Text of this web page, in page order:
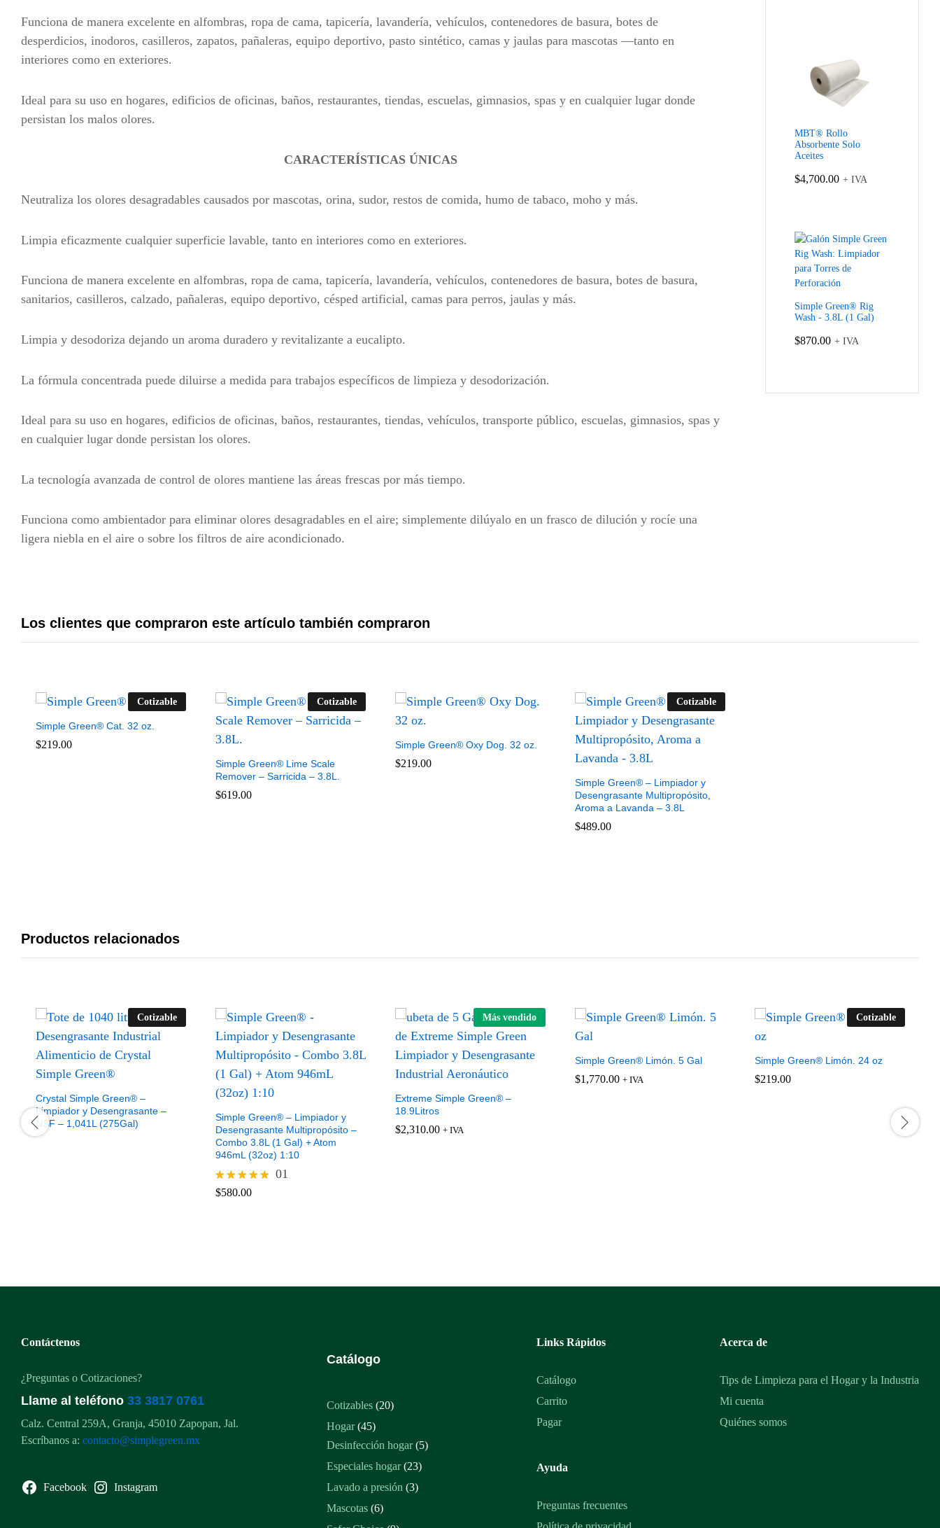
Funciona de manera excelente en alfombras, ropa de cama, tapicería, lavandería, vehículos, contenedores de basura, botes de
desperdicios, inodoros, casilleros, zapatos, pañaleras, equipo deportivo, pasto sintético, camas y jaulas para mascotas —tanto en
interiores como en exteriores.
Ideal para su uso en hogares, edificios de oficinas, baños, restaurantes, tiendas, escuelas, gimnasios, spas y en cualquier lugar donde
persistan los malos olores.
CARACTERÍSTICAS ÚNICAS
Neutraliza los olores desagradables causados por mascotas, orina, sudor, restos de comida, humo de tabaco, moho y más.
Limpia eficazmente cualquier superficie lavable, tanto en interiores como en exteriores.
Funciona de manera excelente en alfombras, ropa de cama, tapicería, lavandería, vehículos, contenedores de basura, botes de basura,
sanitarios, casilleros, calzado, pañaleras, equipo deportivo, césped artificial, camas para perros, jaulas y más.
Limpia y desodoriza dejando un aroma duradero y revitalizante a eucalipto.
La fórmula concentrada puede diluirse a medida para trabajos específicos de limpieza y desodorización.
Ideal para su uso en hogares, edificios de oficinas, baños, restaurantes, tiendas, vehículos, transporte público, escuelas, gimnasios, spas y
en cualquier lugar donde persistan los olores.
La tecnología avanzada de control de olores mantiene las áreas frescas por más tiempo.
Funciona como ambientador para eliminar olores desagradables en el aire; simplemente dilúyalo en un frasco de dilución y rocíe una
ligera niebla en el aire o sobre los filtros de aire acondicionado.
MBT® Rollo
Absorbente Solo
Aceites
$4,700.00 + IVA
Simple Green® Rig
Wash - 3.8L (1 Gal)
$870.00 + IVA
Los clientes que compraron este artículo también compraron
Cotizable
Simple Green® Cat. 32 oz.
$219.00
$219.00
Cotizable
Simple Green® Lime Scale
Remover – Sarricida – 3.8L.
$619.00
$619.00
Simple Green® Oxy Dog. 32 oz.
$219.00
$219.00
Cotizable
Simple Green® – Limpiador y
Desengrasante Multipropósito,
Aroma a Lavanda – 3.8L
$489.00
$489.00
Productos relacionados
Cotizable
Crystal Simple Green® –
Limpiador y Desengrasante –
NSF – 1,041L (275Gal)
Simple Green® – Limpiador y
Desengrasante Multipropósito –
Combo 3.8L (1 Gal) + Atom
946mL (32oz) 1:10
Valorado
01
$580.00
$580.00
Más vendido
Extreme Simple Green® –
18.9Litros
$2,310.00 + IVA
$2,310.00
Simple Green® Limón. 5 Gal
$1,770.00 + IVA
$1,770.00
Cotizable
Simple Green® Limón. 24 oz
$219.00
$219.00
Contáctenos
¿Preguntas o Cotizaciones?
Llame al teléfono 33 3817 0761
Calz. Central 259A, Granja, 45010 Zapopan, Jal.
Escríbanos a: contacto@simplegreen.mx
Facebook Instagram
Catálogo
Cotizables 2020
Hogar 4545
productos
Desinfección hogar 55
Especiales hogar 2323
productos
Lavado a presión 33
Mascotas 66
productos
Links Rápidos
Catálogo
Carrito
Pagar
Ayuda
Preguntas frecuentes
Acerca de
Tips de Limpieza para el Hogar y la Industria
Mi cuenta
Quiénes somos